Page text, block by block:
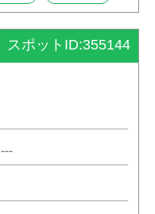
スポットID:355144
---